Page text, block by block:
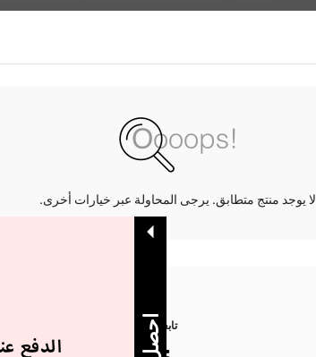
لا يوجد منتج متطابق. يرجى المحاولة عبر خيارات أخرى.
تابعنا على